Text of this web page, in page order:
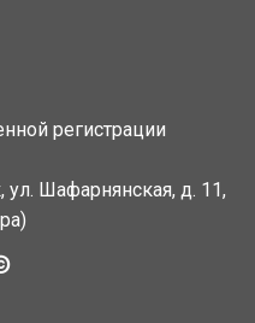
регистрации
Шафарнянская, д. 11,